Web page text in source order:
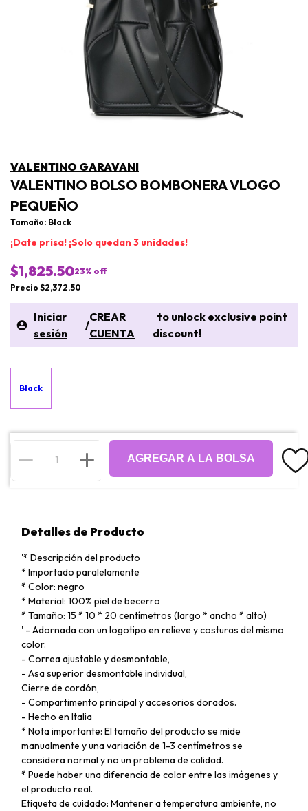
VALENTINO GARAVANI
VALENTINO BOLSO BOMBONERA VLOGO
PEQUEÑO
Tamaño: Black
¡Date prisa! ¡Solo quedan 3 unidades!
$1,825.5023% off
Precio $2,372.50
Iniciar
sesión
/
CREAR
CUENTA
to unlock exclusive point
discount!
Black
AGREGAR A LA BOLSA
Detalles de Producto
'* Descripción del producto
* Importado paralelamente
* Color: negro
* Material: 100% piel de becerro
* Tamaño: 15 * 10 * 20 centímetros (largo * ancho * alto)
' - Adornada con un logotipo en relieve y costuras del mismo
color.
- Correa ajustable y desmontable,
- Asa superior desmontable individual,
Cierre de cordón,
- Compartimento principal y accesorios dorados.
- Hecho en Italia
* Nota importante: El tamaño del producto se mide
manualmente y una variación de 1-3 centímetros se
considera normal y no un problema de calidad.
* Puede haber una diferencia de color entre las imágenes y
el producto real.
Etiqueta de cuidado: Mantener a temperatura ambiente, no